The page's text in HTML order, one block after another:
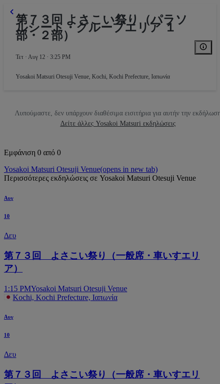
第７３回 よさこい祭り（パラソ
ルシート・グループエリア １
部・２部）
Τετ · Αυγ 12 · 3:25 PM
Yosakoi Matsuri Otesuji Venue, Kochi, Kochi Prefecture, Ιαπωνία
Λυπούμαστε, δεν υπάρχουν διαθέσιμα εισιτήρια για αυτήν την
Δείτε άλλες Yosakoi Matsuri εκδηλώσεις
Εμφάνιση 0 από 0
Yosakoi Matsuri Otesuji Venue(opens in new tab)
Περισσότερες εκδηλώσεις σε Yosakoi Matsuri Otesuji Venue
Αυγ
10
Δευ
第７３回 よさこい祭り（一般席・車いすエリ
ア）
1:15 PMYosakoi Matsuri Otesuji Venue
Kochi, Kochi Prefecture, Ιαπωνία
Αυγ
10
Δευ
第７３回 よさこい祭り（一般席・車いすエリ